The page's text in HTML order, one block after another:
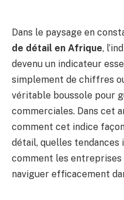
Dans le paysage en
de détail en Afrique,
devenu un indicateur
simplement de chiffres
véritable boussole pour
commerciales. Dans cet
comment cet indice
détail, quelles tendances
comment les
naviguer efficacement